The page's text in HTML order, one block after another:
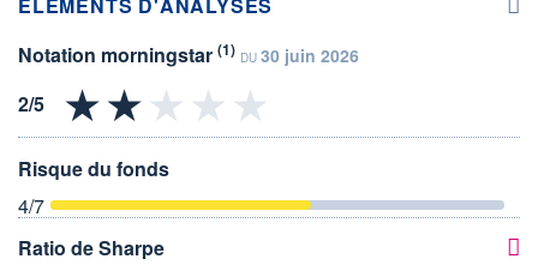
Notation morningstar (1) DU 30 juin 2026
Risque du fonds
4/7
Ratio de Sharpe